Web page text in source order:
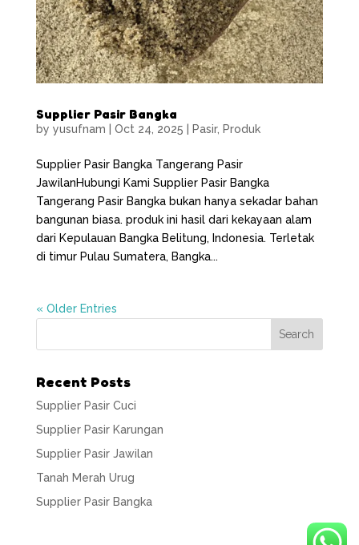
Supplier Pasir Bangka
by yusufnam Oct 24, 2025 Pasir, Produk
Supplier Pasir Bangka Tangerang Pasir
JawilanHubungi Kami Supplier Pasir Bangka
Tangerang Pasir Bangka bukan hanya sekadar bahan
bangunan biasa. produk ini hasil dari kekayaan alam
dari Kepulauan Bangka Belitung, Indonesia. Terletak
di timur Pulau Sumatera, Bangka...
« Older Entries
Recent Posts
Supplier Pasir Cuci
Supplier Pasir Karungan
Supplier Pasir Jawilan
Tanah Merah Urug
Supplier Pasir Bangka